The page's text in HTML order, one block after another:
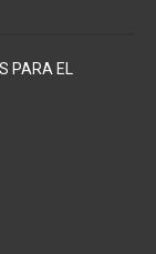
PARA EL